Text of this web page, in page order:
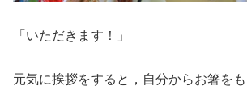
「いただきます！」
元気に挨拶をすると，自分からお箸を